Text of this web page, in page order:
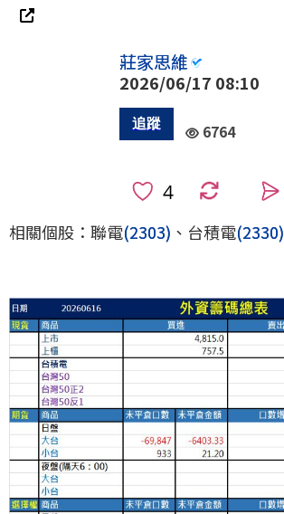
莊家思維
2026/06/17 08:10
6764
相關個股：聯電(2303) 、台積電(2330)